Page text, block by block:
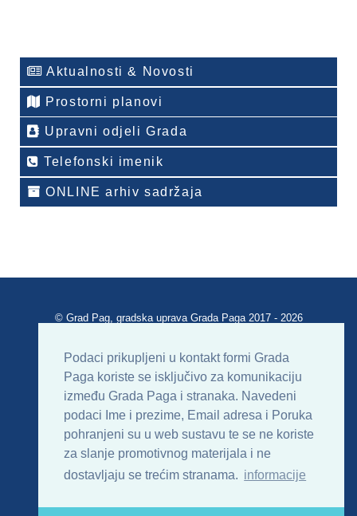
Podaci prikupljeni u kontakt formi Grada
Paga koriste se isključivo za komunikaciju
između Grada Paga i stranaka. Navedeni
podaci Ime i prezime, Email adresa i Poruka
pohranjeni su u web sustavu te se ne koriste
za slanje promotivnog materijala i ne
dostavljaju se trećim stranama. informacije
Aktualnosti & Novosti
Prostorni planovi
Upravni odjeli Grada
Telefonski imenik
ONLINE arhiv sadržaja
© Grad Pag, gradska uprava Grada Paga 2017 - 2026
Uvjeti korištenja Impressum
Kontakt
Sitemap
RSS